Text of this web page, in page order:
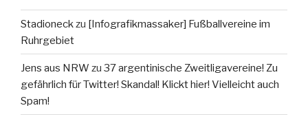
Stadioneckzu [Infografikmassaker] Fußballvereine im
Ruhrgebiet
Jens aus NRW zu 37 argentinische Zweitligavereine! Zu
gefährlich für Twitter! Skandal! Klickt hier! Vielleicht auch
Spam!